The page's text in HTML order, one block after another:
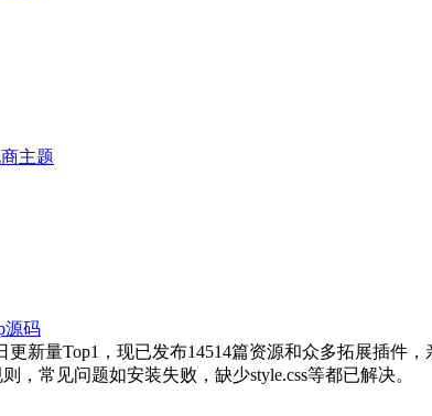
主题
源码
新量Top1，现已发布14514篇资源和众多拓展插件，
，常见问题如安装失败，缺少style.css等都已解决。